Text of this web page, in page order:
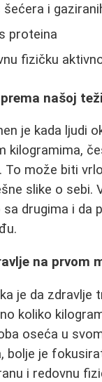
i
proteina
fizičku
našoj
je kada ljudi
kilogramima,
To može biti
slike o sebi.
drugima i da
na prvom
je da zdravlje
koliko
oseća u
bolje je
i redovnu